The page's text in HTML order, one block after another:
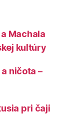
Machala
kultúry
ničota –
pri čaji